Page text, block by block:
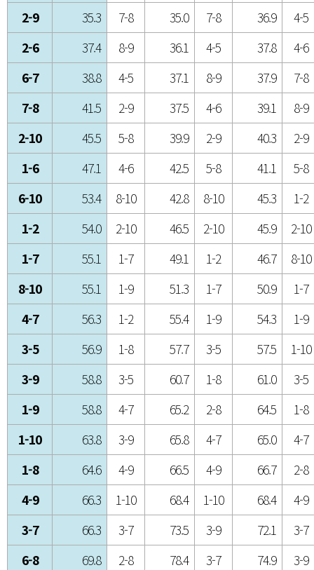
2-9
35.3 7-8 35.0 7-8 36.9
4-5
2-6
37.4 8-9 36.1 4-5 37.8
4-6
6-7
38.8 4-5 37.1 8-9 37.9
7-8
7-8
41.5 2-9 37.5 4-6 39.1
8-9
2-10
45.5 5-8 39.9 2-9 40.3
2-9
1-6
47.1 4-6 42.5 5-8 41.1
5-8
6-10
53.4 8-10 42.8 8-10 45.3
1-2
1-2
54.0 2-10 46.5 2-10 45.9
2-10
1-7
55.1 1-7 49.1 1-2 46.7
8-10
8-10
55.1 1-9 51.3 1-7 50.9
1-7
4-7
56.3 1-2 55.4 1-9 54.3
1-9
3-5
56.9 1-8 57.7 3-5 57.5
1-10
3-9
58.8 3-5 60.7 1-8 61.0
3-5
1-9
58.8 4-7 65.2 2-8 64.5
1-8
1-10
63.8 3-9 65.8 4-7 65.0
4-7
1-8
64.6 4-9 66.5 4-9 66.7
2-8
4-9
66.3 1-10 68.4 1-10 68.4
4-9
3-7
66.3 3-7 73.5 3-9 72.1
3-7
6-8
69.8 2-8 78.4 3-7 74.9
3-9